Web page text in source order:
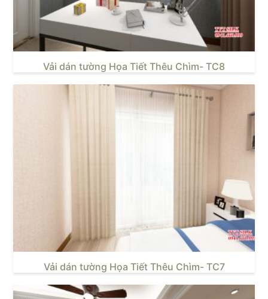
Vải dán tường Họa Tiết Thêu Chìm- TC8
Vải dán tường Họa Tiết Thêu Chìm- TC7